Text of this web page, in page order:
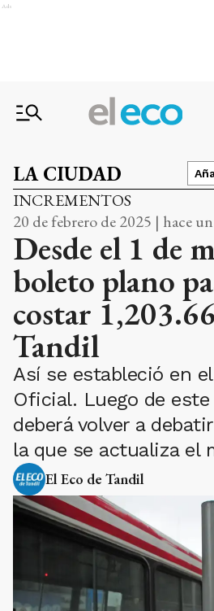
Ads
LA CIUDAD
INCREMENTOS
20 de febrero de 2025 | hace
Desde el 1 de
boleto plano
costar
Tandil
Así se estableció en
Oficial. Luego de
deberá volver a
la que se actualiza el
El Eco de Tandil